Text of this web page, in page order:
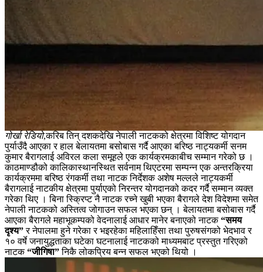
गोर्खा रेडियो,करिब तिन् दशकदेखि नेपाली नाटकको क्षेत्रमा विशिष्ट योगदान
पुर्याउँदै आएका र हाल बेलायतमा बसोबास गर्दै आएका बरिष्ठ नाट्यकर्मी सनम
कुमार बैरागलाई अविरल कला समूहले एक कार्यक्रमकाबीच सम्मान गरेको छ ।
काठमाण्डौको कालिकास्थानस्थित सर्वनाम थिएटरमा सम्पन्न एक अन्तरक्रिया
कार्यक्रममा बरिष्ठ रंगकर्मी तथा नाटक निर्देशक अशेष मल्लले नाट्यकर्मी
बैरागलाई नाटकीय क्षेत्रमा पुर्याएको निरन्तर योगदानको कदर गर्दै सम्मान व्यक्त
गरेका थिए । बिना स्क्रिप्ट नै नाटक रच्ने खुबी भएका बैरागले देश विदेशमा समेत
नेपाली नाटकको अस्तित्व जोगाउन सफल भएका छन् । बेलायतमा बसोबास गर्दै
आएका बैरागले महाभूकम्पको वेदनालाई आधार मानेर बनाएको नाटक“समय
दृश्य”र नेपालमा हुने गरेका र भइरहेका महिलाहिँसा तथा पुरुषसंगको भेदभाव र
१० वर्षे जनायुद्धताका घटेका घटनालाई नाटकको माध्यमबाट प्रस्तुत गरिएको
नाटक“जीगिषा”निकै लोकप्रिय बन्न सफल भएको थियो ।